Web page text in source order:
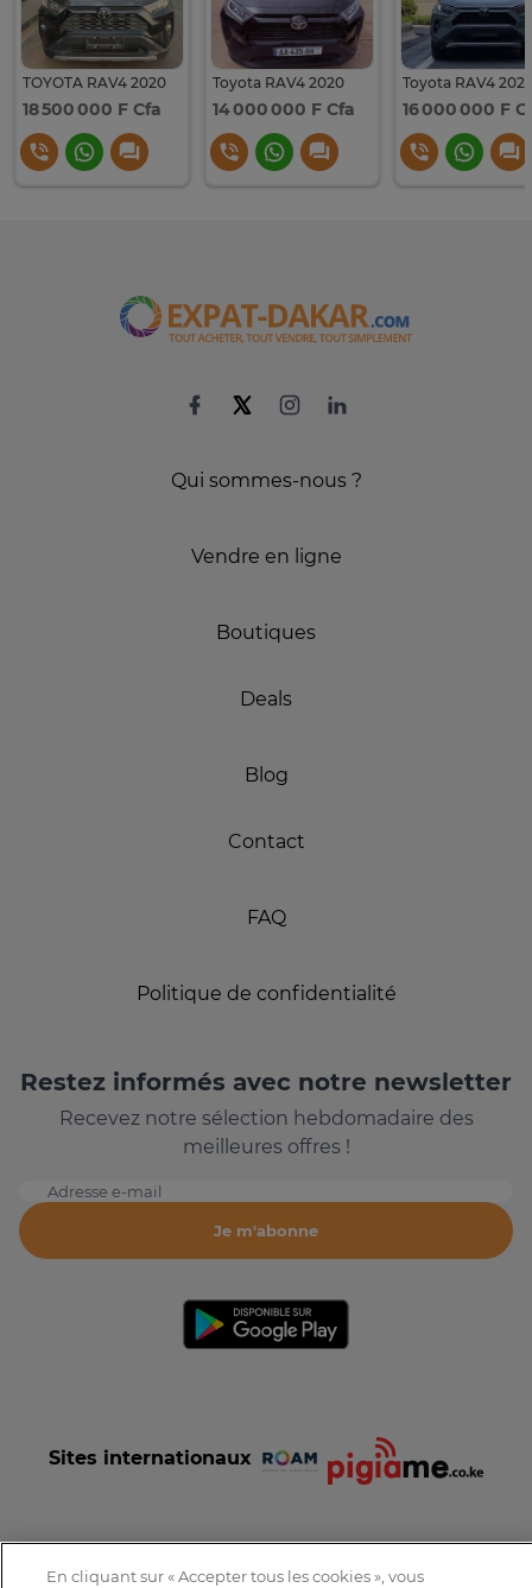
TOYOTA RAV4 2020
18 500 000 F Cfa
Toyota RAV4 2020
14 000 000 F Cfa 16 000 000 F
Qui sommes-nous ?
Vendre en ligne
Boutiques
Deals
Blog
Contact
FAQ
Politique de confidentialité
Restez informés avec notre newsletter
Recevez notre sélection hebdomadaire des
meilleures offres !
Adresse e-mail
Je m'abonne
Sites internationaux
En cliquant sur « Accepter tous les cookies », vous